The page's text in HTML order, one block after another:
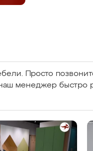
Просто
менеджер быстро